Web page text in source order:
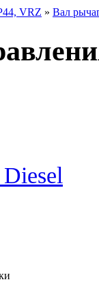
VRZ » Вал